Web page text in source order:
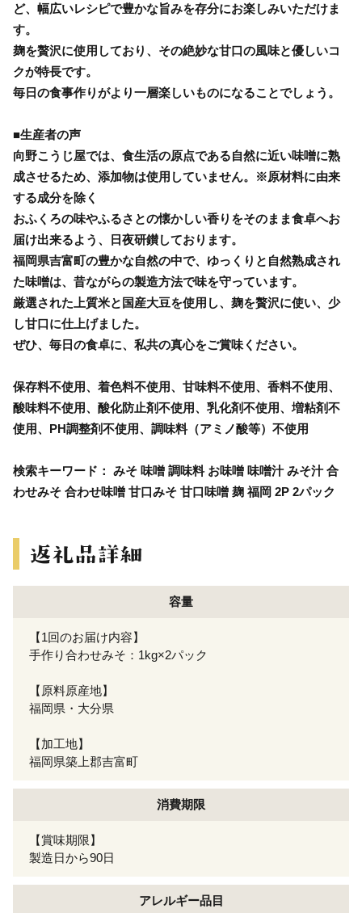
ど、幅広いレシピで豊かな旨みを存分にお楽しみいただけま
す。
麹を贅沢に使用しており、その絶妙な甘口の風味と優しいコ
クが特長です。
毎日の食事作りがより一層楽しいものになることでしょう。
■生産者の声
向野こうじ屋では、食生活の原点である自然に近い味噌に熟
成させるため、添加物は使用していません。※原材料に由来
する成分を除く
おふくろの味やふるさとの懐かしい香りをそのまま食卓へお
届け出来るよう、日夜研鑚しております。
福岡県吉富町の豊かな自然の中で、ゆっくりと自然熟成され
た味噌は、昔ながらの製造方法で味を守っています。
厳選された上質米と国産大豆を使用し、麹を贅沢に使い、少
し甘口に仕上げました。
ぜひ、毎日の食卓に、私共の真心をご賞味ください。
保存料不使用、着色料不使用、甘味料不使用、香料不使用、
酸味料不使用、酸化防止剤不使用、乳化剤不使用、増粘剤不
使用、PH調整剤不使用、調味料（アミノ酸等）不使用
検索キーワード： みそ 味噌 調味料 お味噌 味噌汁 みそ汁 合
わせみそ 合わせ味噌 甘口みそ 甘口味噌 麹 福岡 2P 2パック
容量
【1回のお届け内容】
手作り合わせみそ：1kg×2パック
【原料原産地】
福岡県・大分県
【加工地】
福岡県築上郡吉富町
消費期限
【賞味期限】
製造日から90日
アレルギー品目